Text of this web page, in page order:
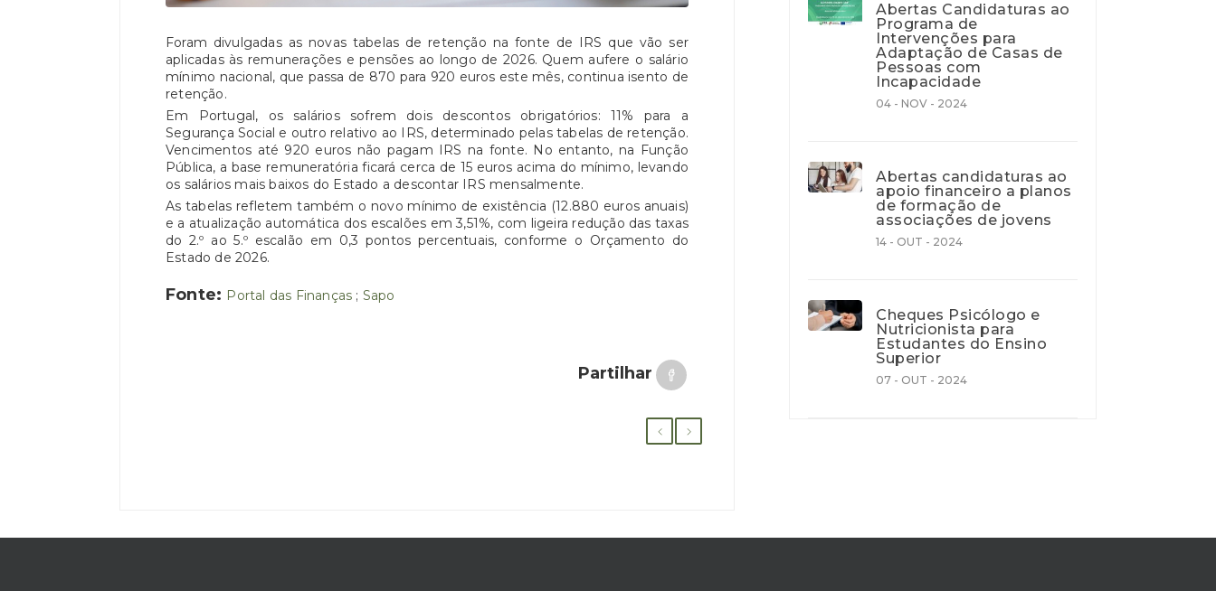
Foram divulgadas as novas tabelas de retenção na fonte de IRS que vão ser
aplicadas às remunerações e pensões ao longo de 2026. Quem aufere o salário
mínimo nacional, que passa de 870 para 920 euros este mês, continua isento de
retenção.
Em Portugal, os salários sofrem dois descontos obrigatórios: 11% para a
Segurança Social e outro relativo ao IRS, determinado pelas tabelas de retenção.
Vencimentos até 920 euros não pagam IRS na fonte. No entanto, na Função
Pública, a base remuneratória ficará cerca de 15 euros acima do mínimo, levando
os salários mais baixos do Estado a descontar IRS mensalmente.
As tabelas refletem também o novo mínimo de existência (12.880 euros anuais)
e a atualização automática dos escalões em 3,51%, com ligeira redução das taxas
do 2.º ao 5.º escalão em 0,3 pontos percentuais, conforme o Orçamento do
Estado de 2026.
Fonte: Portal das Finanças ; Sapo
Partilhar
Abertas Candidaturas ao
Programa de
Intervenções para
Adaptação de Casas de
Pessoas com
Incapacidade
04 - NOV - 2024
Abertas candidaturas ao
apoio financeiro a planos
de formação de
associações de jovens
14 - OUT - 2024
Cheques Psicólogo e
Nutricionista para
Estudantes do Ensino
Superior
07 - OUT - 2024